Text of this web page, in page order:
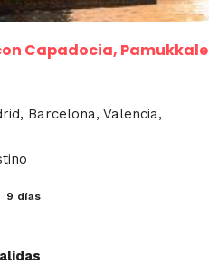
Capadocia, Pamukkale
Barcelona, Valencia,
9 días